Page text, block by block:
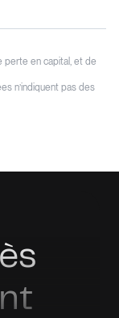
perte en capital, et de
n’indiquent pas des